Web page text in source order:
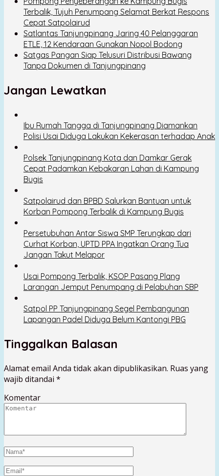
Terbalik, Tujuh Penumpang Selamat Berkat Respons
Cepat Satpolairud
Satlantas Tanjungpinang Jaring 40 Pelanggaran
ETLE, 12 Kendaraan Gunakan Nopol Bodong
Satgas Pangan Siap Telusuri Distribusi Bawang
Tanpa Dokumen di Tanjungpinang
Jangan Lewatkan
Ibu Rumah Tangga di Tanjungpinang Diamankan
Polisi Usai Diduga Lakukan Kekerasan terhadap Anak
Polsek Tanjungpinang Kota dan Damkar Gerak
Cepat Padamkan Kebakaran Lahan di Kampung
Bugis
Satpolairud dan BPBD Salurkan Bantuan untuk
Korban Pompong Terbalik di Kampung Bugis
Persetubuhan Antar Siswa SMP Terungkap dari
Curhat Korban, UPTD PPA Ingatkan Orang Tua
Jangan Takut Melapor
Usai Pompong Terbalik, KSOP Pasang Plang
Larangan Jemput Penumpang di Pelabuhan SBP
Satpol PP Tanjungpinang Segel Pembangunan
Lapangan Padel Diduga Belum Kantongi PBG
Tinggalkan Balasan
Alamat email Anda tidak akan dipublikasikan. Ruas yang
wajib ditandai *
Komentar